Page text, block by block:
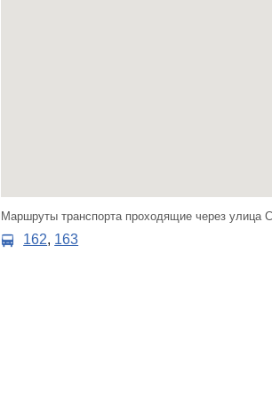
Маршруты транспорта проходящие через улица
162, 163